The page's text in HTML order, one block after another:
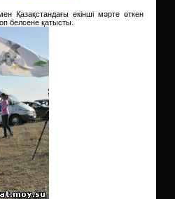
Қазақстандағы екінші мәрте өткен
белсене қатысты.